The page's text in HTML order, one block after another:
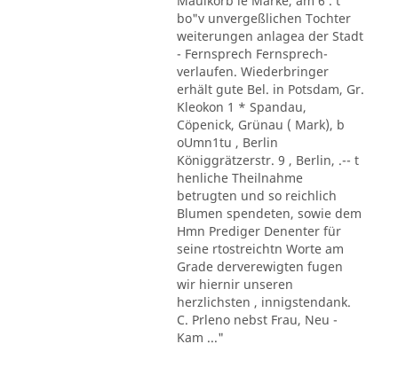
bo"v unvergeßlichen Tochter
weiterungen anlagea der Stadt
- Fernsprech Fernsprech-
verlaufen. Wiederbringer
erhält gute Bel. in Potsdam, Gr.
Kleokon 1 * Spandau,
Cöpenick, Grünau ( Mark), b
oUmn1tu , Berlin
Königgrätzerstr. 9 , Berlin, .-- t
henliche Theilnahme
betrugten und so reichlich
Blumen spendeten, sowie dem
Hmn Prediger Denenter für
seine rtostreichtn Worte am
Grade derverewigten fugen
wir hiernir unseren
herzlichsten , innigstendank.
C. Prleno nebst Frau, Neu -
Kam ..."